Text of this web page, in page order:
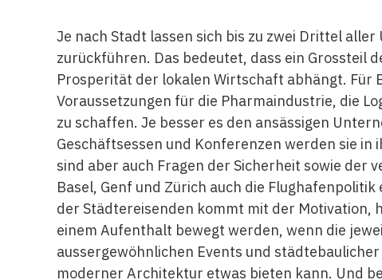
Je nach Stadt lassen sich bis zu zwei Drittel
zurückführen. Das bedeutet, dass ein Grossteil
Prosperität der lokalen Wirtschaft abhängt. Für
Voraussetzungen für die Pharmaindustrie, die
zu schaffen. Je besser es den ansässigen
Geschäftsessen und Konferenzen werden sie
sind aber auch Fragen der Sicherheit sowie der
Basel, Genf und Zürich auch die
der Städtereisenden kommt mit der Motivation,
einem Aufenthalt bewegt werden, wenn die
aussergewöhnlichen Events und
moderner Architektur etwas bieten kann. Und